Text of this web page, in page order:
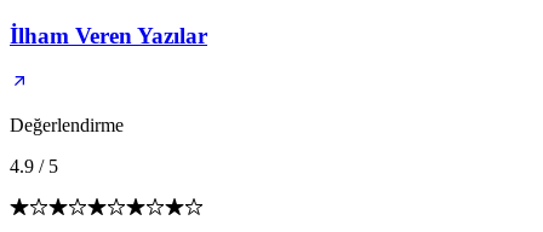
İlham Veren Yazılar
Değerlendirme
4.9 / 5